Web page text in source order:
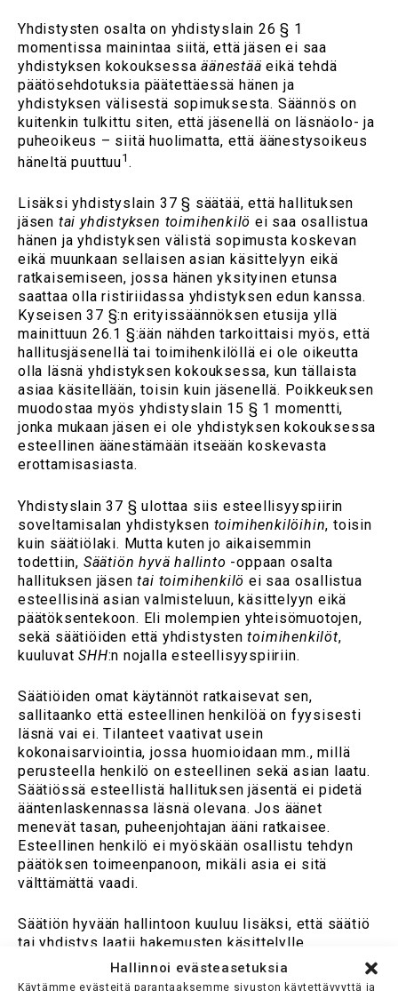
Hallinnoi evästeasetuksia
Käytämme evästeitä parantaaksemme sivuston käytettävyyttä ja
Yhdistysten osalta on yhdistyslain 26 § 1
momentissa mainintaa siitä, että jäsen ei saa
yhdistyksen kokouksessaäänestää eikä tehdä
päätösehdotuksia päätettäessä hänen ja
yhdistyksen välisestä sopimuksesta. Säännös on
kuitenkin tulkittu siten, että jäsenellä on läsnäolo- ja
puheoikeus – siitä huolimatta, että äänestysoikeus
häneltä puuttuu1 .
Lisäksi yhdistyslain 37 § säätää, että hallituksen
jäsen tai yhdistyksen toimihenkilö ei saa osallistua
hänen ja yhdistyksen välistä sopimusta koskevan
eikä muunkaan sellaisen asian käsittelyyn eikä
ratkaisemiseen, jossa hänen yksityinen etunsa
saattaa olla ristiriidassa yhdistyksen edun kanssa.
Kyseisen 37 §:n erityissäännöksen etusija yllä
mainittuun 26.1 §:ään nähden tarkoittaisi myös, että
hallitusjäsenellä tai toimihenkilöllä ei ole oikeutta
olla läsnä yhdistyksen kokouksessa, kun tällaista
asiaa käsitellään, toisin kuin jäsenellä. Poikkeuksen
muodostaa myös yhdistyslain 15 § 1 momentti,
jonka mukaan jäsen ei ole yhdistyksen kokouksessa
esteellinen äänestämään itseään koskevasta
erottamisasiasta.
Yhdistyslain 37 § ulottaa siis esteellisyyspiirin
soveltamisalan yhdistyksen toimihenkilöihin, toisin
kuin säätiölaki. Mutta kuten jo aikaisemmin
todettiin, Säätiön hyvä hallinto -oppaan osalta
hallituksen jäsentai toimihenkilö ei saa osallistua
esteellisinä asian valmisteluun, käsittelyyn eikä
päätöksentekoon. Eli molempien yhteisömuotojen,
sekä säätiöiden että yhdistystentoimihenkilöt,
kuuluvatSHH:n nojalla esteellisyyspiiriin.
Säätiöiden omat käytännöt ratkaisevat sen,
sallitaanko että esteellinen henkilöä on fyysisesti
läsnä vai ei. Tilanteet vaativat usein
kokonaisarviointia, jossa huomioidaan mm., millä
perusteella henkilö on esteellinen sekä asian laatu.
Säätiössä esteellistä hallituksen jäsentä ei pidetä
ääntenlaskennassa läsnä olevana. Jos äänet
menevät tasan, puheenjohtajan ääni ratkaisee.
Esteellinen henkilö ei myöskään osallistu tehdyn
päätöksen toimeenpanoon, mikäli asia ei sitä
välttämättä vaadi.
Säätiön hyvään hallintoon kuuluu lisäksi, että säätiö
tai yhdistys laatii hakemusten käsittelylle
toimintaohjeet tarkoituksenmukaisen ja
asiantuntemukseen perustuvan päätöksenteon